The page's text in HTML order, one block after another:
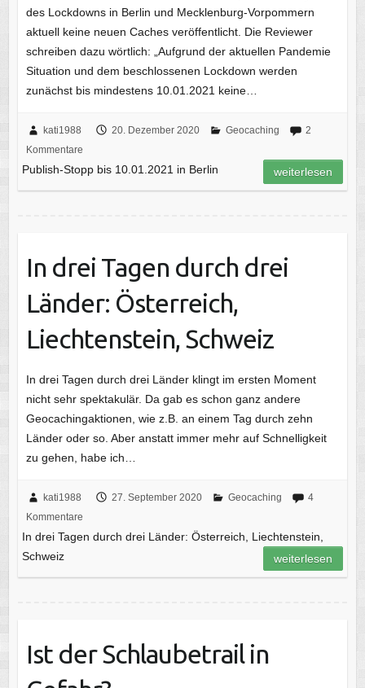
des Lockdowns in Berlin und Mecklenburg-Vorpommern
aktuell keine neuen Caches veröffentlicht. Die Reviewer
schreiben dazu wörtlich: „Aufgrund der aktuellen Pandemie
Situation und dem beschlossenen Lockdown werden
zunächst bis mindestens 10.01.2021 keine…
kati1988 20. Dezember 2020 Geocaching
2
Kommentare
Publish-Stopp bis 10.01.2021 in Berlin weiterlesen
In drei Tagen durch drei
Länder: Österreich,
Liechtenstein, Schweiz
In drei Tagen durch drei Länder klingt im ersten Moment
nicht sehr spektakulär. Da gab es schon ganz andere
Geocachingaktionen, wie z.B. an einem Tag durch zehn
Länder oder so. Aber anstatt immer mehr auf Schnelligkeit
zu gehen, habe ich…
kati1988 27. September 2020 Geocaching
4
Kommentare
In drei Tagen durch drei Länder: Österreich, Liechtenstein,
Schweiz
weiterlesen
Ist der Schlaubetrail in